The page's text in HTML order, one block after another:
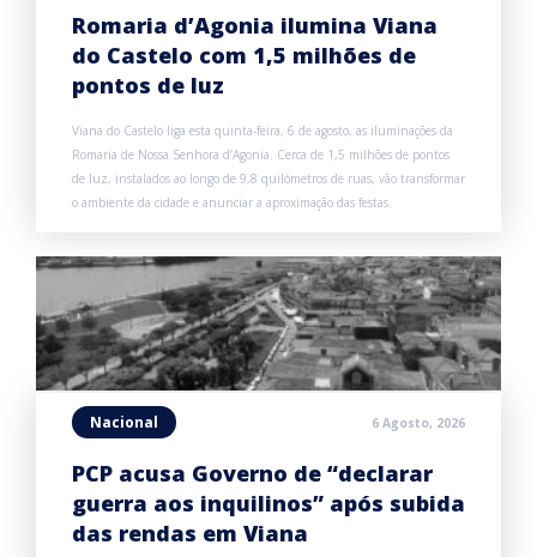
Romaria d’Agonia ilumina Viana
do Castelo com 1,5 milhões de
pontos de luz
Viana do Castelo liga esta quinta-feira, 6 de agosto, as iluminações da
Romaria de Nossa Senhora d’Agonia. Cerca de 1,5 milhões de pontos
de luz, instalados ao longo de 9,8 quilómetros de ruas, vão transformar
o ambiente da cidade e anunciar a aproximação das festas.
Nacional 6 Agosto, 2026
PCP acusa Governo de “declarar
guerra aos inquilinos” após subida
das rendas em Viana